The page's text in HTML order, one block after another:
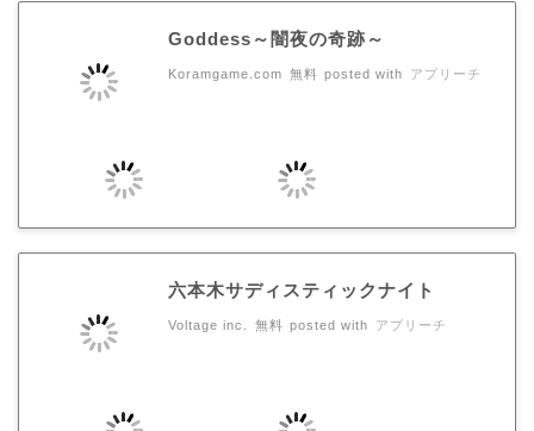
Goddess～闇夜の奇跡～
Koramgame.com 無料 posted with アプリーチ
六本木サディスティックナイト
Voltage inc. 無料 posted with アプリーチ